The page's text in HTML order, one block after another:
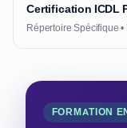
Certification ICDL
Répertoire Spécifique
FORMATION